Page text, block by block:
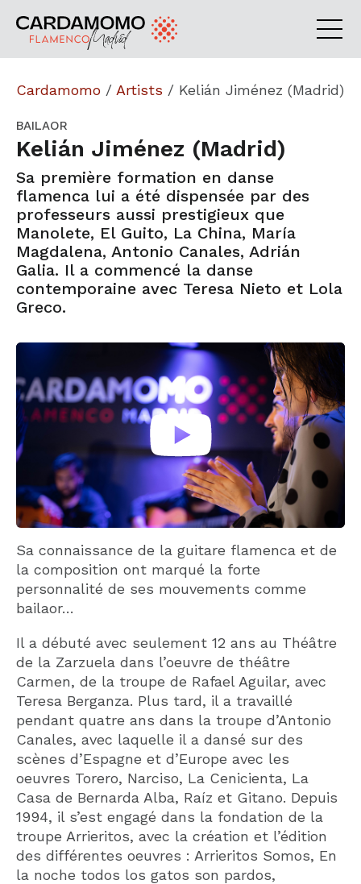
Cardamomo / Artists / Kelián Jiménez (Madrid)
BAILAOR
Kelián Jiménez (Madrid)
Sa première formation en danse
flamenca lui a été dispensée par des
professeurs aussi prestigieux que
Manolete, El Guito, La China, María
Magdalena, Antonio Canales, Adrián
Galia. Il a commencé la danse
contemporaine avec Teresa Nieto et Lola
Greco.
Sa connaissance de la guitare flamenca et de
la composition ont marqué la forte
personnalité de ses mouvements comme
bailaor…
Il a débuté avec seulement 12 ans au Théâtre
de la Zarzuela dans l’oeuvre de théâtre
Carmen, de la troupe de Rafael Aguilar, avec
Teresa Berganza. Plus tard, il a travaillé
pendant quatre ans dans la troupe d’Antonio
Canales, avec laquelle il a dansé sur des
scènes d’Espagne et d’Europe avec les
oeuvres Torero, Narciso, La Cenicienta, La
Casa de Bernarda Alba, Raíz et Gitano. Depuis
1994, il s’est engagé dans la fondation de la
troupe Arrieritos, avec la création et l’édition
des différentes oeuvres : Arrieritos Somos, En
la noche todos los gatos son pardos,